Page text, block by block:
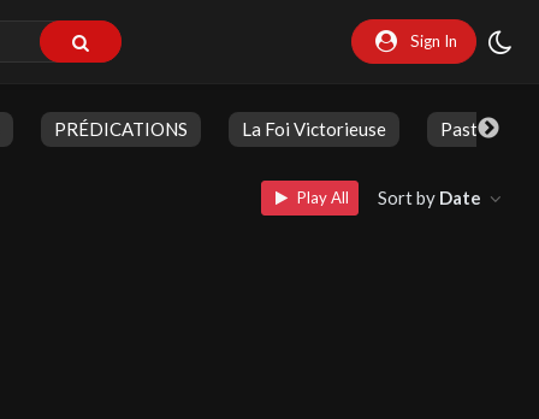
Sign In
PRÉDICATIONS La Foi Victorieuse Pasteur
Play All Sort by Date